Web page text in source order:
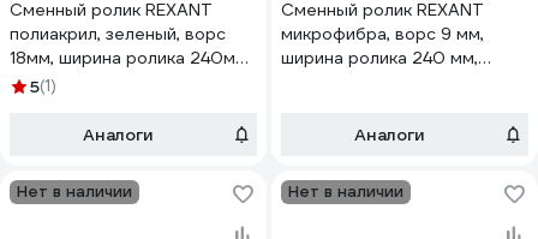
Сменный ролик REXANT
полиакрил, зеленый, ворс
18мм, ширина ролика 240мм,
диам. 42мм, бюгель 6мм 89-
5(1)
Аналоги
Сменный ролик REXANT
микрофибра, ворс 9 мм,
ширина ролика 240 мм,
Аналоги
Нет в наличии Нет в наличии